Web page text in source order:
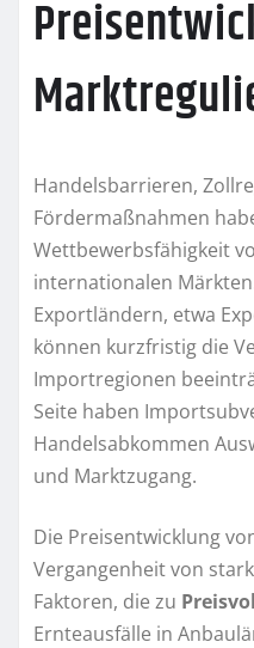
Handelsbarrieren,
Fördermaßnahmen
Wettbewerbsfähigkeit
internationalen
Exportländern, etwa
können kurzfristig die
Importregionen
Seite haben
Handelsabkommen
und Marktzugang.
Die Preisentwicklung
Vergangenheit von
Faktoren, die zu
Ernteausfälle in